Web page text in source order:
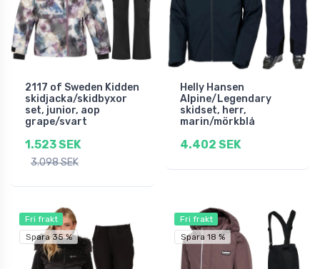
2117 of Sweden Kidden
skidjacka/skidbyxor
set, junior, aop
grape/svart
1.523 SEK
3.098 SEK
Helly Hansen
Alpine/Legendary
skidset, herr,
marin/mörkblå
4.402 SEK
Fri frakt
Spara 35 %
Fri frakt
Spara 18 %